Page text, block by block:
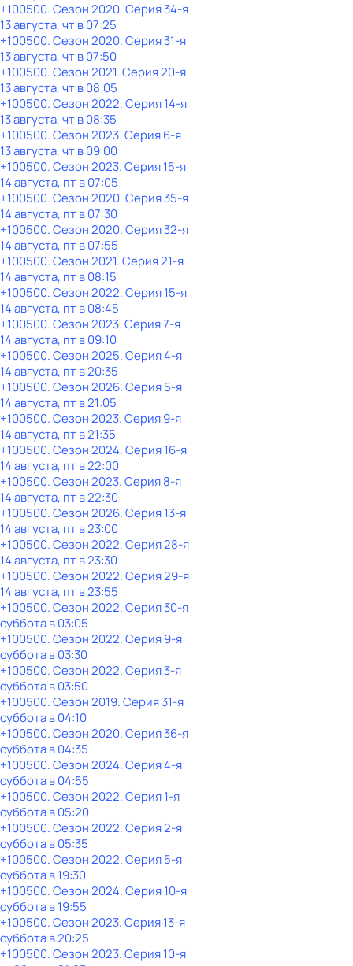
+100500. Сезон 2020. Серия 34-я
13 августа, чт в 07:25
+100500. Сезон 2020. Серия 31-я
13 августа, чт в 07:50
+100500. Сезон 2021. Серия 20-я
13 августа, чт в 08:05
+100500. Сезон 2022. Серия 14-я
13 августа, чт в 08:35
+100500. Сезон 2023. Серия 6-я
13 августа, чт в 09:00
+100500. Сезон 2023. Серия 15-я
14 августа, пт в 07:05
+100500. Сезон 2020. Серия 35-я
14 августа, пт в 07:30
+100500. Сезон 2020. Серия 32-я
14 августа, пт в 07:55
+100500. Сезон 2021. Серия 21-я
14 августа, пт в 08:15
+100500. Сезон 2022. Серия 15-я
14 августа, пт в 08:45
+100500. Сезон 2023. Серия 7-я
14 августа, пт в 09:10
+100500. Сезон 2025. Серия 4-я
14 августа, пт в 20:35
+100500. Сезон 2026. Серия 5-я
14 августа, пт в 21:05
+100500. Сезон 2023. Серия 9-я
14 августа, пт в 21:35
+100500. Сезон 2024. Серия 16-я
14 августа, пт в 22:00
+100500. Сезон 2023. Серия 8-я
14 августа, пт в 22:30
+100500. Сезон 2026. Серия 13-я
14 августа, пт в 23:00
+100500. Сезон 2022. Серия 28-я
14 августа, пт в 23:30
+100500. Сезон 2022. Серия 29-я
14 августа, пт в 23:55
+100500. Сезон 2022. Серия 30-я
субботав03:05
+100500. Сезон 2022. Серия 9-я
субботав03:30
+100500. Сезон 2022. Серия 3-я
субботав03:50
+100500. Сезон 2019. Серия 31-я
субботав04:10
+100500. Сезон 2020. Серия 36-я
субботав04:35
+100500. Сезон 2024. Серия 4-я
субботав04:55
+100500. Сезон 2022. Серия 1-я
субботав05:20
+100500. Сезон 2022. Серия 2-я
субботав05:35
+100500. Сезон 2022. Серия 5-я
субботав19:30
+100500. Сезон 2024. Серия 10-я
субботав19:55
+100500. Сезон 2023. Серия 13-я
субботав20:25
+100500. Сезон 2023. Серия 10-я